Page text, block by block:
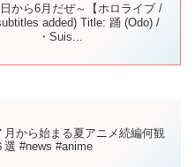
から6月だぜ～【ホロライブ /
added) Title: 踊 (Odo) /
様 ・Suis...
月から始まる夏アニメ続編何観
選 #news #anime